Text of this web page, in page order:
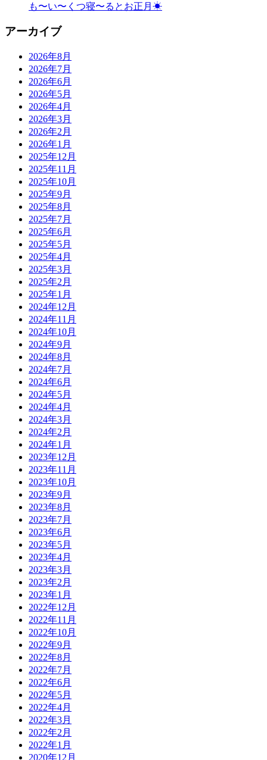
も〜い〜くつ寝〜るとお正月☀
アーカイブ
2026年8月
2026年7月
2026年6月
2026年5月
2026年4月
2026年3月
2026年2月
2026年1月
2025年12月
2025年11月
2025年10月
2025年9月
2025年8月
2025年7月
2025年6月
2025年5月
2025年4月
2025年3月
2025年2月
2025年1月
2024年12月
2024年11月
2024年10月
2024年9月
2024年8月
2024年7月
2024年6月
2024年5月
2024年4月
2024年3月
2024年2月
2024年1月
2023年12月
2023年11月
2023年10月
2023年9月
2023年8月
2023年7月
2023年6月
2023年5月
2023年4月
2023年3月
2023年2月
2023年1月
2022年12月
2022年11月
2022年10月
2022年9月
2022年8月
2022年7月
2022年6月
2022年5月
2022年4月
2022年3月
2022年2月
2022年1月
2020年12月